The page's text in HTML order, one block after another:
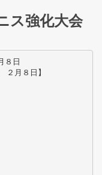
ス強化大会
８日
月８日】